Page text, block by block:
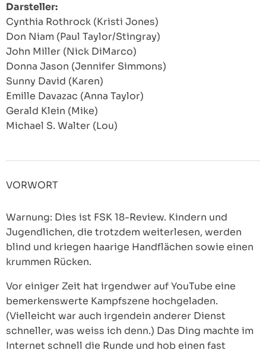
Darsteller:
Cynthia Rothrock (Kristi Jones)
Don Niam (Paul Taylor/Stingray)
John Miller (Nick DiMarco)
Donna Jason (Jennifer Simmons)
Sunny David (Karen)
Emille Davazac (Anna Taylor)
Gerald Klein (Mike)
Michael S. Walter (Lou)
VORWORT
Warnung: Dies ist FSK 18-Review. Kindern und
Jugendlichen, die trotzdem weiterlesen, werden
blind und kriegen haarige Handflächen sowie einen
krummen Rücken.
Vor einiger Zeit hat irgendwer auf YouTube eine
bemerkenswerte Kampfszene hochgeladen.
(Vielleicht war auch irgendein anderer Dienst
schneller, was weiss ich denn.) Das Ding machte im
Internet schnell die Runde und hob einen fast